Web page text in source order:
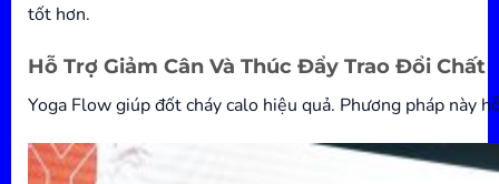
tốt hơn.
Hỗ Trợ Giảm Cân Và Thúc Đẩy Trao Đổi Chất
Yoga Flow giúp đốt cháy calo hiệu quả. Phương pháp này